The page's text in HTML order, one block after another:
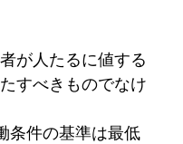
が人たるに値する
すべきものでなけ
条件の基準は最低